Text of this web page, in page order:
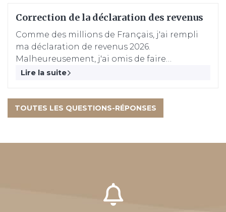
Correction de la déclaration des revenus
Comme des millions de Français, j'ai rempli
ma déclaration de revenus 2026.
Malheureusement, j'ai omis de faire
apparaître certains revenus. Est-il possible de
Lire la suite
TOUTES LES QUESTIONS-RÉPONSES